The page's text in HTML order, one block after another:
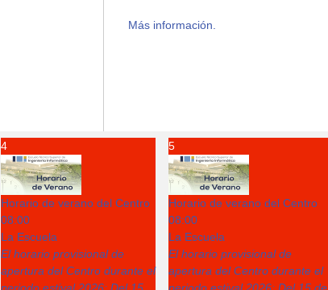
4
Horario de verano del Centro
08:00
La Escuela
El horario provisional de
apertura del Centro durante el
5
Horario de verano del Centro
08:00
La Escuela
El horario provisional de
apertura del Centro durante el
Más información.